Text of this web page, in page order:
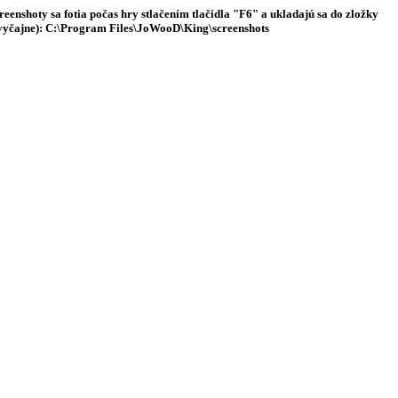
sa fotia počas hry stlačením tlačidla "F6" a ukladajú sa do zložky
C:\Program Files\JoWooD\King\screenshots